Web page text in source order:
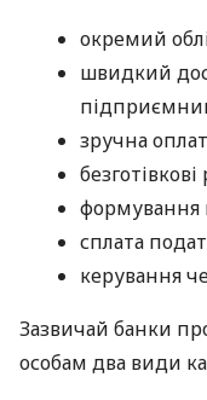
окремий
швидкий
зручна
формування
сплата
керування
Зазвичай банки
особам два види